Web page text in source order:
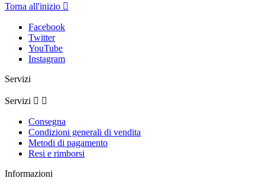
Torna all'inizio 
Facebook
Twitter
YouTube
Instagram
Servizi
Servizi  
Consegna
Condizioni generali di vendita
Metodi di pagamento
Resi e rimborsi
Informazioni